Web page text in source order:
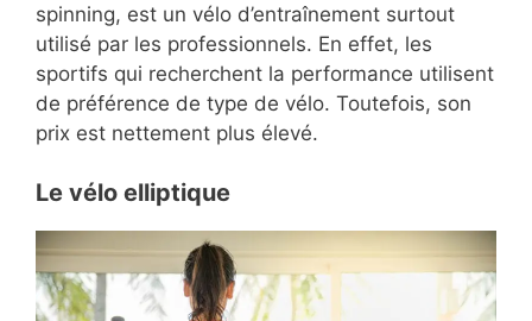
spinning, est un vélo d’entraînement surtout
utilisé par les professionnels. En effet, les
sportifs qui recherchent la performance utilisent
de préférence de type de vélo. Toutefois, son
prix est nettement plus élevé.
Le vélo elliptique